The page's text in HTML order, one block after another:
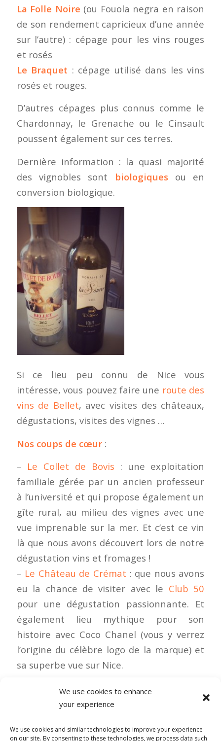
We use cookies to enhance
your experience
We use cookies and similar technologies to improve your experience
on our site. By consenting to these technologies, we process data such
La Folle Noire (ou Fouola negra en raison
de son rendement capricieux d’une année
sur l’autre) : cépage pour les vins rouges
et rosés
Le Braquet : cépage utilisé dans les vins
rosés et rouges.
D’autres cépages plus connus comme le
Chardonnay, le Grenache ou le Cinsault
poussent également sur ces terres.
Dernière information : la quasi majorité
des vignobles sont biologiquesou en
conversion biologique.
Si ce lieu peu connu de Nice vous
intéresse, vous pouvez faire une route des
vins de Bellet, avec visites des châteaux,
dégustations, visites des vignes …
Nos coups de cœur :
– Le Collet de Bovis : une exploitation
familiale gérée par un ancien professeur
à l’université et qui propose également un
gîte rural, au milieu des vignes avec une
vue imprenable sur la mer. Et c’est ce vin
là que nous avons découvert lors de notre
dégustation vins et fromages !
– Le Château de Crémat : que nous avons
eu la chance de visiter avec le Club 50
pour une dégustation passionnante. Et
également lieu mythique pour son
histoire avec Coco Chanel (vous y verrez
l’origine du célèbre logo de la marque) et
sa superbe vue sur Nice.
1 COMMENTAIRE